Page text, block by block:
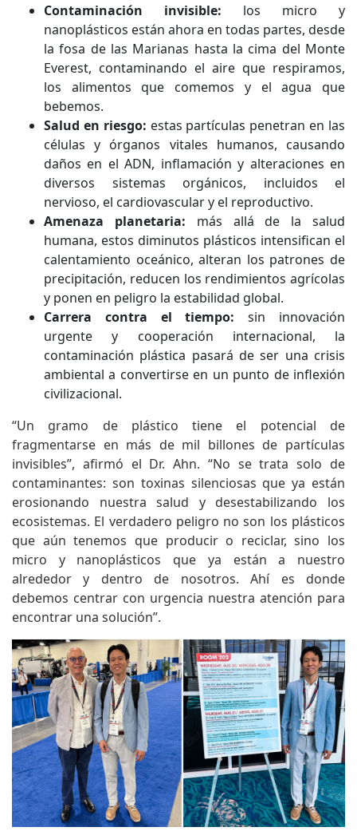
Contaminación invisible: los micro y
nanoplásticos están ahora en todas partes, desde
la fosa de las Marianas hasta la cima del Monte
Everest, contaminando el aire que respiramos,
los alimentos que comemos y el agua que
bebemos.
Salud en riesgo: estas partículas penetran en las
células y órganos vitales humanos, causando
daños en el ADN, inflamación y alteraciones en
diversos sistemas orgánicos, incluidos el
nervioso, el cardiovascular y el reproductivo.
Amenaza planetaria: más allá de la salud
humana, estos diminutos plásticos intensifican el
calentamiento oceánico, alteran los patrones de
precipitación, reducen los rendimientos agrícolas
y ponen en peligro la estabilidad global.
Carrera contra el tiempo: sin innovación
urgente y cooperación internacional, la
contaminación plástica pasará de ser una crisis
ambiental a convertirse en un punto de inflexión
civilizacional.
“Un gramo de plástico tiene el potencial de
fragmentarse en más de mil billones de partículas
invisibles”, afirmó el Dr. Ahn. “No se trata solo de
contaminantes: son toxinas silenciosas que ya están
erosionando nuestra salud y desestabilizando los
ecosistemas. El verdadero peligro no son los plásticos
que aún tenemos que producir o reciclar, sino los
micro y nanoplásticos que ya están a nuestro
alrededor y dentro de nosotros. Ahí es donde
debemos centrar con urgencia nuestra atención para
encontrar una solución”.